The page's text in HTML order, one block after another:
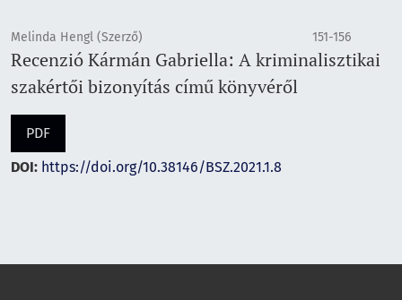
Melinda Hengl (Szerző) 151-156
Recenzió Kármán Gabriella: A kriminalisztikai
szakértői bizonyítás című könyvéről
PDF
DOI: https://doi.org/10.38146/BSZ.2021.1.8